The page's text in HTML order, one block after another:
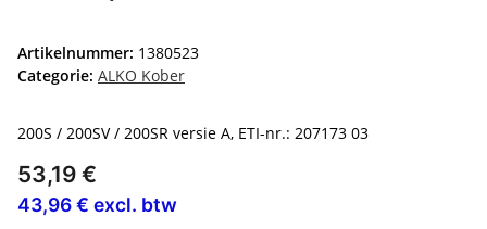
Artikelnummer: 1380523
Categorie: ALKO Kober
200S / 200SV / 200SR versie A, ETI-nr.: 207173 03
53,19 €
43,96 € excl. btw